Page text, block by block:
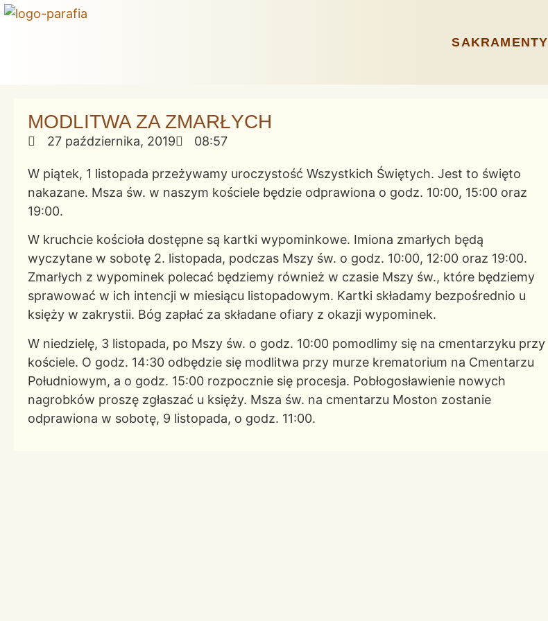
SAKRAMENTY
MODLITWA ZA ZMARŁYCH
27 października, 2019 08:57
W piątek, 1 listopada przeżywamy uroczystość Wszystkich Świętych. Jest to święto
nakazane. Msza św. w naszym kościele będzie odprawiona o godz. 10:00, 15:00 oraz
19:00.
W kruchcie kościoła dostępne są kartki wypominkowe. Imiona zmarłych będą
wyczytane w sobotę 2. listopada, podczas Mszy św. o godz. 10:00, 12:00 oraz 19:00.
Zmarłych z wypominek polecać będziemy również w czasie Mszy św., które będziemy
sprawować w ich intencji w miesiącu listopadowym. Kartki składamy bezpośrednio u
księży w zakrystii. Bóg zapłać za składane ofiary z okazji wypominek.
W niedzielę, 3 listopada, po Mszy św. o godz. 10:00 pomodlimy się na cmentarzyku przy
kościele. O godz. 14:30 odbędzie się modlitwa przy murze krematorium na Cmentarzu
Południowym, a o godz. 15:00 rozpocznie się procesja. Pobłogosławienie nowych
nagrobków proszę zgłaszać u księży. Msza św. na cmentarzu Moston zostanie
odprawiona w sobotę, 9 listopada, o godz. 11:00.